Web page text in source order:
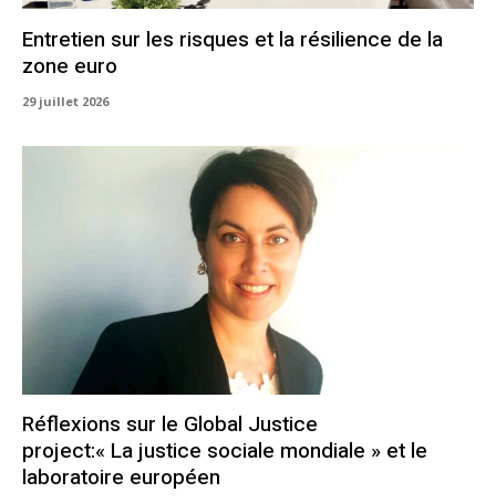
Entretien sur les risques et la résilience de la
zone euro
29 juillet 2026
Réflexions sur le Global Justice
project:« La justice sociale mondiale » et le
laboratoire européen